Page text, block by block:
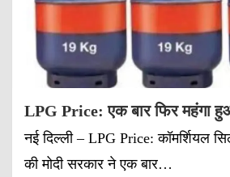
LPG Price: एक बार फिर महंगा
नई दिल्ली – LPG Price: कॉमर्शियल
की मोदी सरकार ने एक बार…